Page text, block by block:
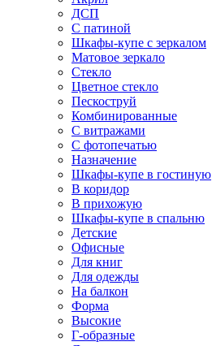
ДСП
С патиной
Шкафы-купе с зеркалом
Матовое зеркало
Стекло
Цветное стекло
Пескоструй
Комбинированные
С витражами
С фотопечатью
Назначение
Шкафы-купе в гостиную
В коридор
В прихожую
Шкафы-купе в спальню
Детские
Офисные
Для книг
Для одежды
На балкон
Форма
Высокие
Г-образные